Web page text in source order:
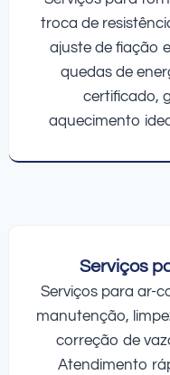
troca de
ajuste de fiação
quedas de
certificado,
aquecimento
Serviços
Serviços para ar-
manutenção,
correção de
Atendimento